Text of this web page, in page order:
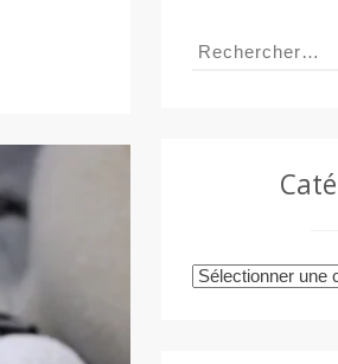
Rechercher :
Catégories